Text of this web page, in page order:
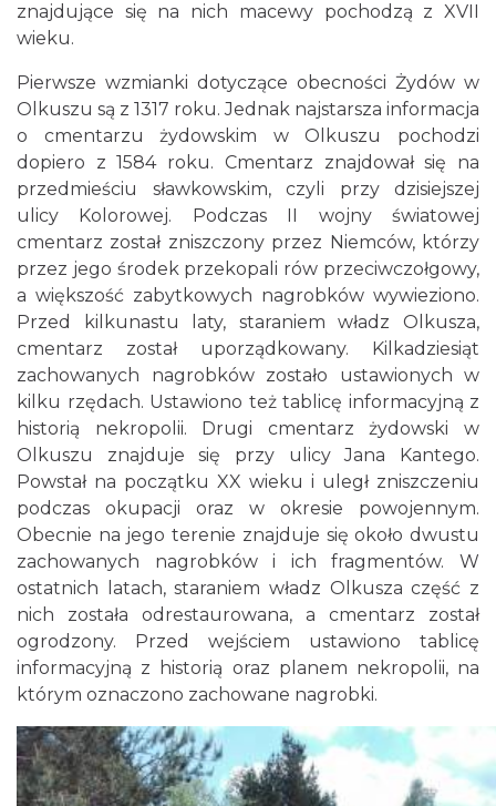
znajdujące się na nich macewy pochodzą z XVII
wieku.
Pierwsze wzmianki dotyczące obecności Żydów w
Olkuszu są z 1317 roku. Jednak najstarsza informacja
o cmentarzu żydowskim w Olkuszu pochodzi
dopiero z 1584 roku. Cmentarz znajdował się na
przedmieściu sławkowskim, czyli przy dzisiejszej
ulicy Kolorowej. Podczas II wojny światowej
cmentarz został zniszczony przez Niemców, którzy
przez jego środek przekopali rów przeciwczołgowy,
a większość zabytkowych nagrobków wywieziono.
Przed kilkunastu laty, staraniem władz Olkusza,
cmentarz został uporządkowany. Kilkadziesiąt
zachowanych nagrobków zostało ustawionych w
kilku rzędach. Ustawiono też tablicę informacyjną z
historią nekropolii. Drugi cmentarz żydowski w
Olkuszu znajduje się przy ulicy Jana Kantego.
Powstał na początku XX wieku i uległ zniszczeniu
podczas okupacji oraz w okresie powojennym.
Obecnie na jego terenie znajduje się około dwustu
zachowanych nagrobków i ich fragmentów. W
ostatnich latach, staraniem władz Olkusza część z
nich została odrestaurowana, a cmentarz został
ogrodzony. Przed wejściem ustawiono tablicę
informacyjną z historią oraz planem nekropolii, na
którym oznaczono zachowane nagrobki.